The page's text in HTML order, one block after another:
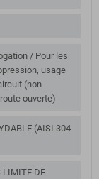
/ Pour les
usage
(non
ouverte)
(AISI 304
LIMITE DE